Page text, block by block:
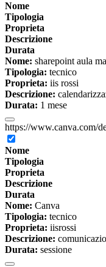
Nome
Tipologia
Proprieta
Descrizione
Durata
Nome: sharepoint aula
Tipologia: tecnico
Proprieta: iis rossi
Descrizione:
Durata: 1 mese
https://www.canva.com/
Nome
Tipologia
Proprieta
Descrizione
Durata
Nome: Canva
Tipologia: tecnico
Proprieta: iisrossi
Descrizione:
Durata: sessione